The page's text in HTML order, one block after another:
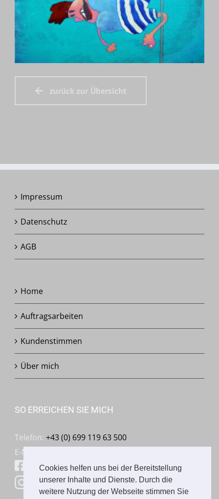
Cookies helfen uns bei der Bereitstellung
unserer Inhalte und Dienste. Durch die
weitere Nutzung der Webseite stimmen Sie
zurück zur Übersicht
Impressum
Datenschutz
AGB
Home
Auftragsarbeiten
Kundenstimmen
Über mich
SO ERREICHEN SIE MICH
Telefon: +43 (0) 699 119 63 500
E-Mail:
Facebook: Franziska Schmalzl
Instagram: franziska.schmalzl